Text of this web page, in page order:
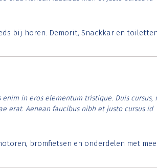
bij horen. Demorit, Snackkar en
in eros elementum tristique. Duis cursus,
erat. Aenean faucibus nibh et justo cursus id
bromfietsen en onderdelen met